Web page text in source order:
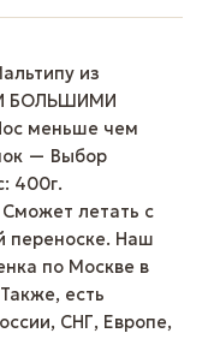
из
БОЛЬШИМИ
меньше чем
— Выбор
400г.
летать с
переноске. Наш
по Москве в
есть
СНГ, Европе,